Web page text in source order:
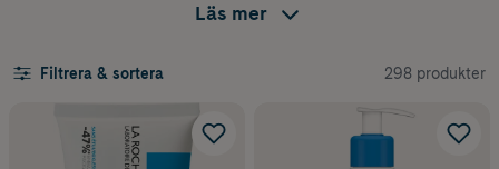
och hudkräm?
Bodylotion och kroppskräm används båda för att återfukta huden,
men de har ofta lite olika konsistens.
Läs mer
Filtrera & sortera 298 produkter